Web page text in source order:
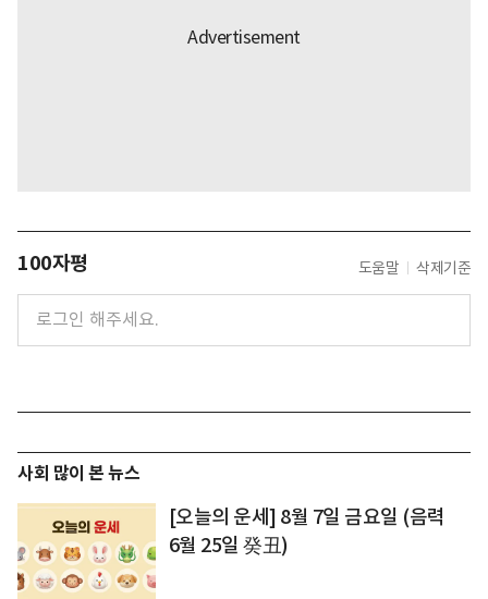
100자평 도움말 삭제기준
사회 많이 본 뉴스
[오늘의 운세] 8월 7일 금요일 (음력
6월 25일 癸丑)